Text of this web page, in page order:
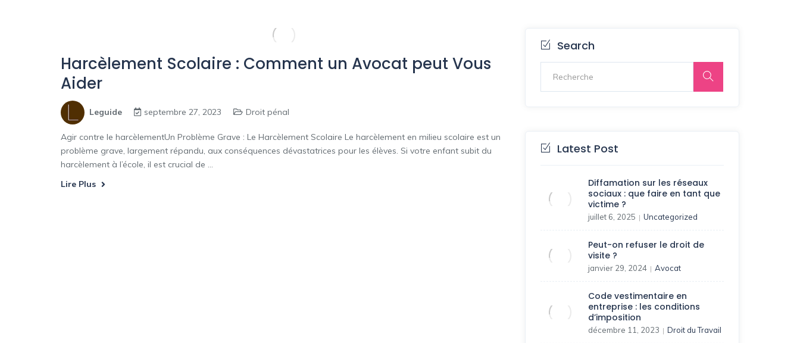
Harcèlement Scolaire : Comment un Avocat peut Vous
Aider
Leguide septembre 27, 2023 Droit pénal
Agir contre le harcèlementUn Problème Grave : Le Harcèlement Scolaire Le harcèlement en milieu scolaire est un
problème grave, largement répandu, aux conséquences dévastatrices pour les élèves. Si votre enfant subit du
harcèlement à l’école, il est crucial de ...
Lire Plus
Search
Latest Post
Diffamation sur les réseaux
sociaux : que faire en tant que
victime ?
juillet 6, 2025 | Uncategorized
Peut-on refuser le droit de
visite ?
janvier 29, 2024 | Avocat
Code vestimentaire en
entreprise : les conditions
d’imposition
décembre 11, 2023 | Droit du Travail